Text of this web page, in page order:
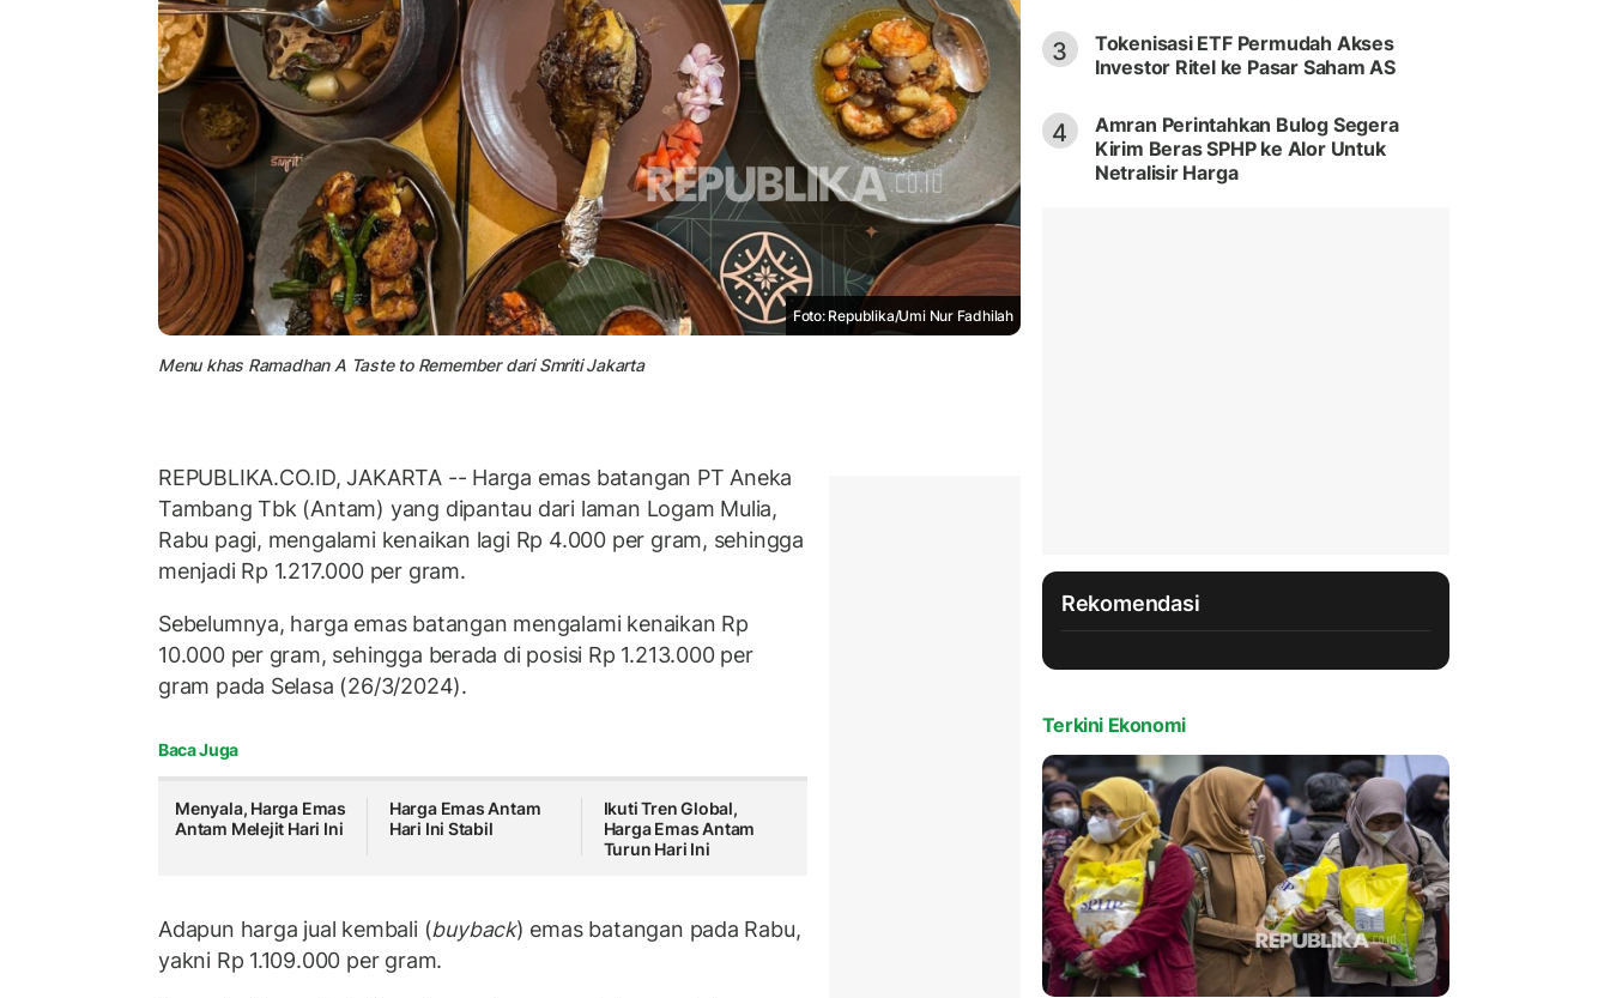
Foto: Republika/Umi Nur Fadhilah
Menu khas Ramadhan A Taste to Remember dari Smriti Jakarta
REPUBLIKA.CO.ID, JAKARTA -- Harga emas batangan PT Aneka
Tambang Tbk (Antam) yang dipantau dari laman Logam Mulia,
Rabu pagi, mengalami kenaikan lagi Rp 4.000 per gram, sehingga
menjadi Rp 1.217.000 per gram.
Sebelumnya, harga emas batangan mengalami kenaikan Rp
10.000 per gram, sehingga berada di posisi Rp 1.213.000 per
gram pada Selasa (26/3/2024).
Baca Juga
Menyala, Harga Emas
Antam Melejit Hari Ini
Harga Emas Antam
Hari Ini Stabil
Ikuti Tren Global,
Harga Emas Antam
Turun Hari Ini
Adapun harga jual kembali (buyback) emas batangan pada Rabu,
yakni Rp 1.109.000 per gram.
3
Tokenisasi ETF Permudah Akses
Investor Ritel ke Pasar Saham AS
4
Amran Perintahkan Bulog Segera
Kirim Beras SPHP ke Alor Untuk
Netralisir Harga
Rekomendasi
Terkini Ekonomi